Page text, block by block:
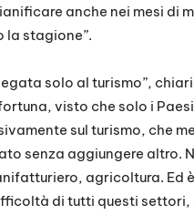
anche nei mesi di
stagione”.
solo al turismo”,
visto che solo i
sul turismo, che
senza aggiungere altro.
agricoltura. Ed
di tutti questi settori,